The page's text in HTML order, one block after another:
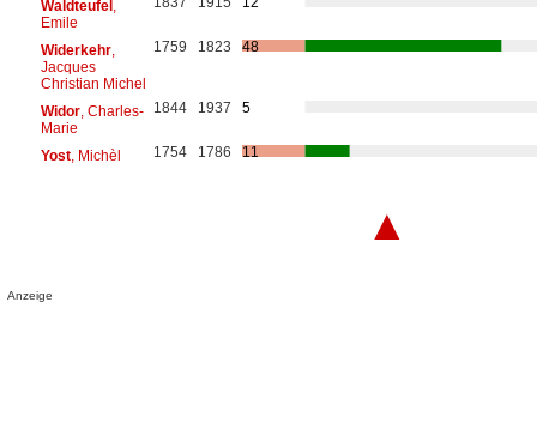
Waldteufel
Emile
Widerkehr,
Jacques
Christian Michel
1759 1823 48
Widor, Charles-
Marie
1844 1937 5
Yost, Michèl 1754 1786 11
▲
Anzeige